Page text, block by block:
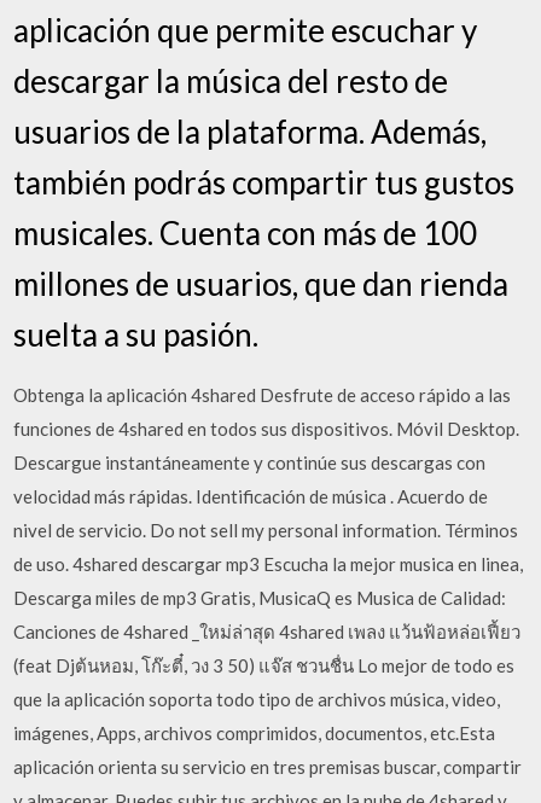
aplicación que permite escuchar y
descargar la música del resto de
usuarios de la plataforma. Además,
también podrás compartir tus gustos
musicales. Cuenta con más de 100
millones de usuarios, que dan rienda
suelta a su pasión.
Obtenga la aplicación 4shared Desfrute de acceso rápido a las
funciones de 4shared en todos sus dispositivos. Móvil Desktop.
Descargue instantáneamente y continúe sus descargas con
velocidad más rápidas. Identificación de música . Acuerdo de
nivel de servicio. Do not sell my personal information. Términos
de uso. 4shared descargar mp3 Escucha la mejor musica en linea,
Descarga miles de mp3 Gratis, MusicaQ es Musica de Calidad:
Canciones de 4shared _ใหม่ล่าสุด 4shared เพลง แว้นฟ้อหล่อเฟี้ยว
(feat Djต้นหอม, โก๊ะตี๋, วง 3 50) แจ๊ส ชวนชื่น Lo mejor de todo es
que la aplicación soporta todo tipo de archivos música, video,
imágenes, Apps, archivos comprimidos, documentos, etc.Esta
aplicación orienta su servicio en tres premisas buscar, compartir